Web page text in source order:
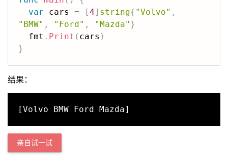
var cars = [4] string{ "Volvo" ,
"BMW" , "Ford" , "Mazda" }
  fmt
. Print ( cars )
}
结果：
亲自试一试